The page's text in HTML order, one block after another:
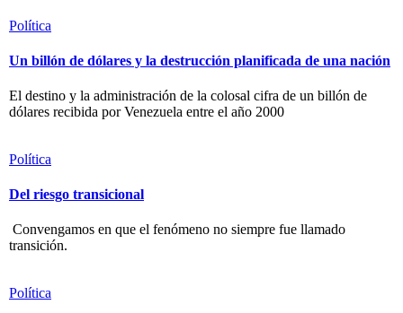
Política
Un billón de dólares y la destrucción planificada de una nación
El destino y la administración de la colosal cifra de un billón de
dólares recibida por Venezuela entre el año 2000
Política
Del riesgo transicional
Convengamos en que el fenómeno no siempre fue llamado
transición.
Política